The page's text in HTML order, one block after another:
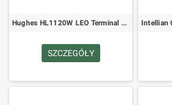
Hughes HL1120W LEO Terminal z płaskim panelem, model w trybie pełnego dupleksu
SZCZEGÓŁY